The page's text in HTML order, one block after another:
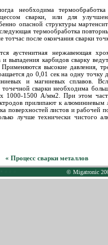
необходима
сварки, или для
опасной структуры
термообработка
тотчас после окончания сварки
аустенитная нержавеющая
и выпадения карбидов сварку
Применяются высокие давления,
до 0,01 сек на одну точку
и магниевых сплавов.
сварки необходима
1000-1500 А/мм2. При этом
прилипают к
поверхностей листов и
лучше технически чистого
« Процесс сварки металлов
© Migatronic